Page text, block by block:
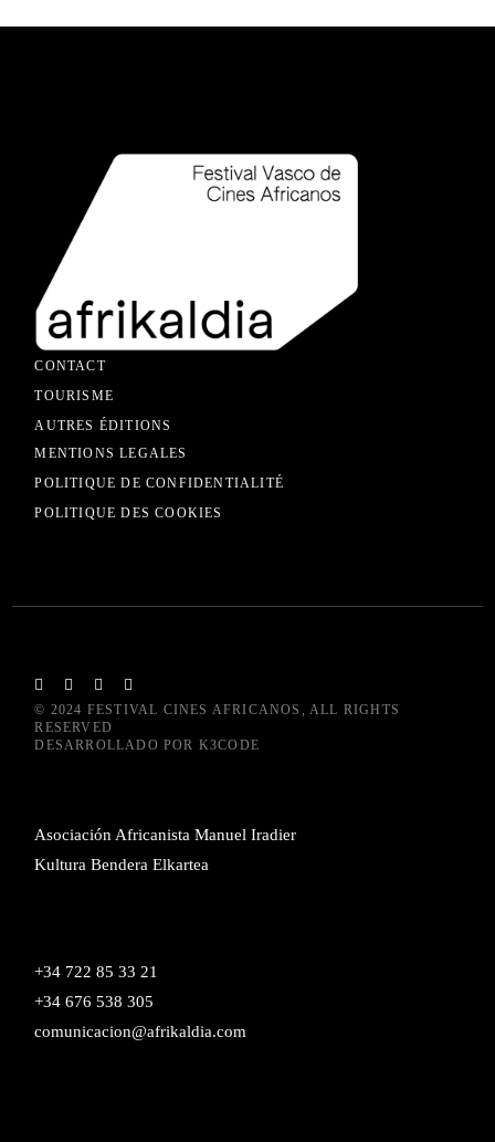
CONTACT
TOURISME
AUTRES ÉDITIONS
MENTIONS LEGALES
POLITIQUE DE CONFIDENTIALITÉ
POLITIQUE DES COOKIES
© 2024 FESTIVAL CINES AFRICANOS , ALL RIGHTS
RESERVED
DESARROLLADO POR K3CODE
Asociación Africanista Manuel Iradier
Kultura Bendera Elkartea
+34 722 85 33 21
+34 676 538 305
comunicacion@afrikaldia.com